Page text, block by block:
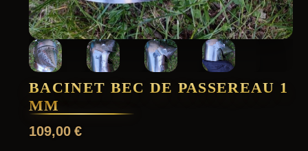
BACINET BEC DE PASSEREAU 1
MM
109,00€